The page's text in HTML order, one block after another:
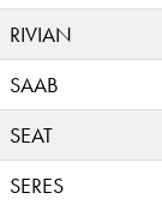
RIVIAN
SAAB
SEAT
SERES